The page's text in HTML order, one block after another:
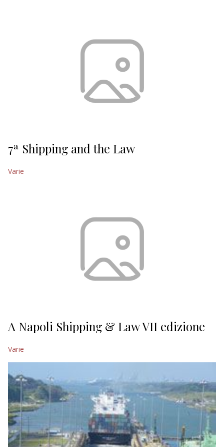
7ª Shipping and the Law
Varie
A Napoli Shipping & Law VII edizione
Varie